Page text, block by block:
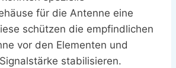
für die Antenne eine
schützen die empfindlichen
vor den Elementen und
stabilisieren.